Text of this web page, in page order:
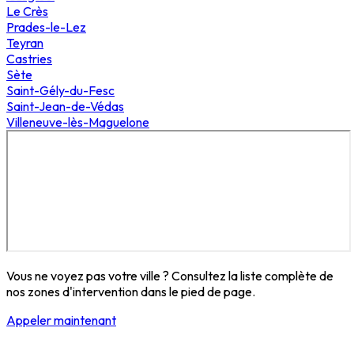
Le Crès
Prades-le-Lez
Teyran
Castries
Sète
Saint-Gély-du-Fesc
Saint-Jean-de-Védas
Villeneuve-lès-Maguelone
Vous ne voyez pas votre ville ? Consultez la liste complète de
nos zones d'intervention dans le pied de page.
Appeler maintenant